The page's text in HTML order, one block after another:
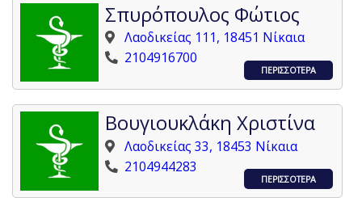
Σπυρόπουλος Φώτιος
Λαοδικείας 111, 18451 Νίκαια
2104916700
ΠΕΡΙΣΣΟΤΕΡΑ
Βουγιουκλάκη Χριστίνα
Λαοδικείας 33, 18453 Νίκαια
2104944283
ΠΕΡΙΣΣΟΤΕΡΑ